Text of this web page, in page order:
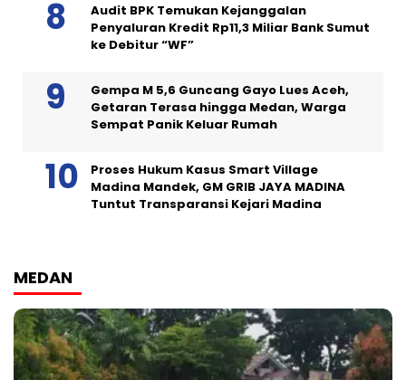
Audit BPK Temukan Kejanggalan
Penyaluran Kredit Rp11,3 Miliar Bank Sumut
ke Debitur “WF”
Gempa M 5,6 Guncang Gayo Lues Aceh,
Getaran Terasa hingga Medan, Warga
Sempat Panik Keluar Rumah
Proses Hukum Kasus Smart Village
Madina Mandek, GM GRIB JAYA MADINA
Tuntut Transparansi Kejari Madina
MEDAN